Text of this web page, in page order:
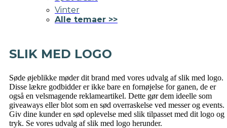
Vinter
Alle temaer >>
SLIK MED LOGO
Søde øjeblikke møder dit brand med vores udvalg af slik med logo.
Disse lækre godbidder er ikke bare en fornøjelse for ganen, de er
også en velsmagende reklameartikel. Dette gør dem ideelle som
giveaways eller blot som en sød overraskelse ved messer og events.
Giv dine kunder en sød oplevelse med slik tilpasset med dit logo og
tryk. Se vores udvalg af slik med logo herunder.